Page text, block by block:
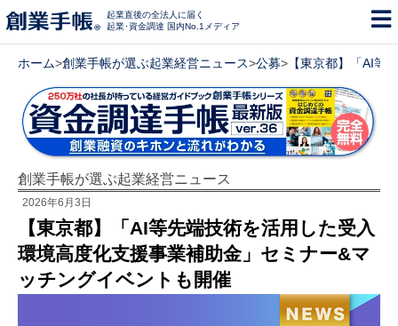
起業直後の全法人に届く
起業･資金調達 国内No.1メディア
ホーム>創業手帳が選ぶ起業経営ニュース>公募> 【東京都】「AI等
創業手帳が選ぶ起業経営ニュース
2026年6月3日
【東京都】「AI等先端技術を活用した受入
環境高度化支援事業補助金」セミナー&マ
ッチングイベントも開催